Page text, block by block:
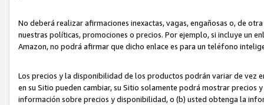
No deberá realizar afirmaciones inexactas, vagas, engañosas o, de
nuestras políticas, promociones o precios. Por ejemplo, si incluye un
Amazon, no podrá afirmar que dicho enlace es para un teléfono
Los precios y la disponibilidad de los productos podrán variar de vez
en su Sitio pueden cambiar, su Sitio solamente podrá mostrar
información sobre precios y disponibilidad, o (b) usted obtenga la